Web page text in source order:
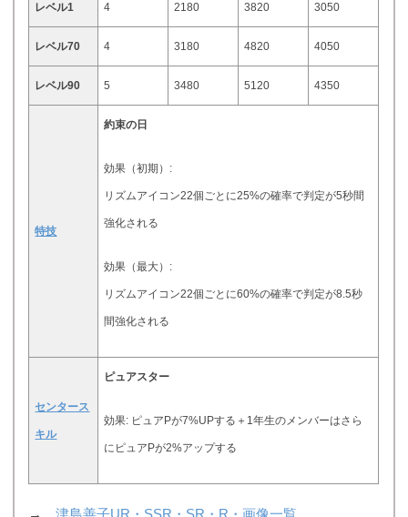
レベル1 4 2180 3820 3050
レベル70 4 3180 4820 4050
レベル90 5 3480 5120 4350
特技
約束の日
効果（初期）:
リズムアイコン22個ごとに25%の確率で判定が5秒間
強化される
効果（最大）:
リズムアイコン22個ごとに60%の確率で判定が8.5秒
間強化される
センタース
キル
ピュアスター
効果: ピュアPが7%UPする＋1年生のメンバーはさら
にピュアPが2%アップする